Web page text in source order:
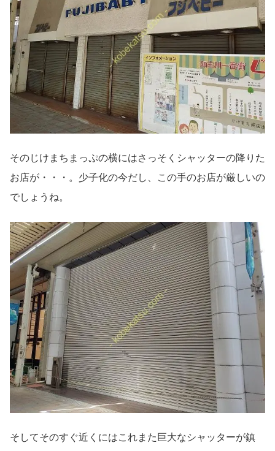
そのじけまちまっぷの横にはさっそくシャッターの降りた
お店が・・・。少子化の今だし、この手のお店が厳しいの
でしょうね。
そしてそのすぐ近くにはこれまた巨大なシャッターが鎮